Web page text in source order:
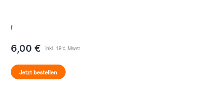
f
6,00 €
Jetzt bestellen